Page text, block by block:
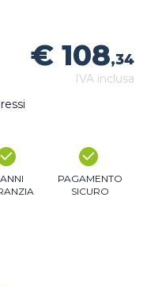
€ 108,34
IVA inclusa
PAGAMENTO
SICURO